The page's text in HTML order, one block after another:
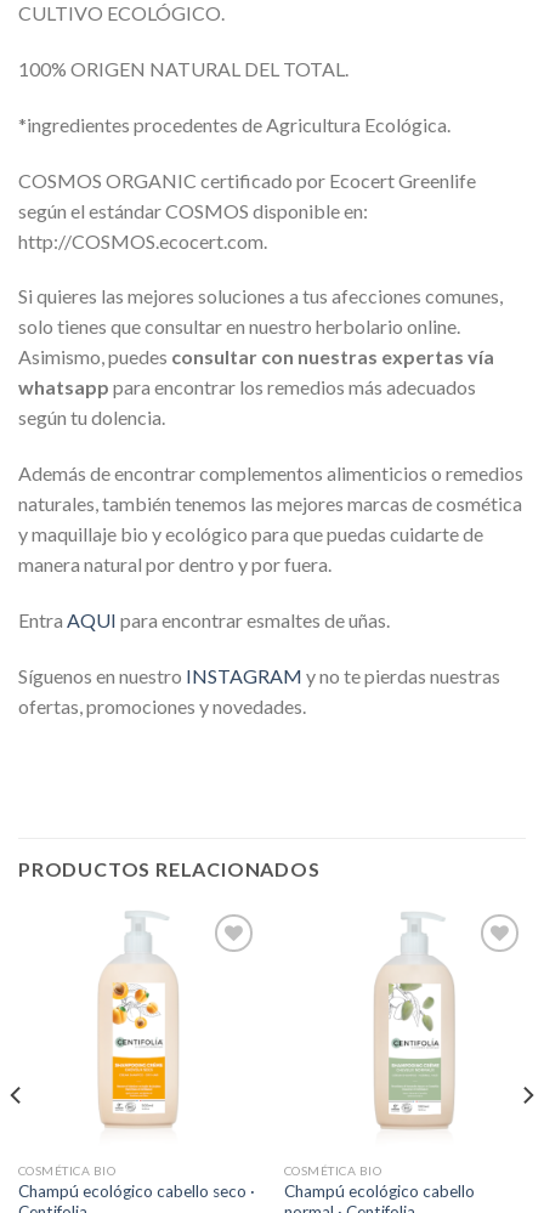
CULTIVO ECOLÓGICO.
100% ORIGEN NATURAL DEL TOTAL.
*ingredientes procedentes de Agricultura Ecológica.
COSMOS ORGANIC certificado por Ecocert Greenlife
según el estándar COSMOS disponible en:
http://COSMOS.ecocert.com.
Si quieres las mejores soluciones a tus afecciones comunes,
solo tienes que consultar en nuestro herbolario online.
Asimismo, puedes consultar con nuestras expertas vía
whatsapp para encontrar los remedios más adecuados
según tu dolencia.
Además de encontrar complementos alimenticios o remedios
naturales, también tenemos las mejores marcas de cosmética
y maquillaje bio y ecológico para que puedas cuidarte de
manera natural por dentro y por fuera.
Entra AQUI para encontrar esmaltes de uñas.
Síguenos en nuestro INSTAGRAM y no te pierdas nuestras
ofertas, promociones y novedades.
PRODUCTOS RELACIONADOS
COSMÉTICA BIO
Champú ecológico cabello seco ·
COSMÉTICA BIO
Champú ecológico cabello